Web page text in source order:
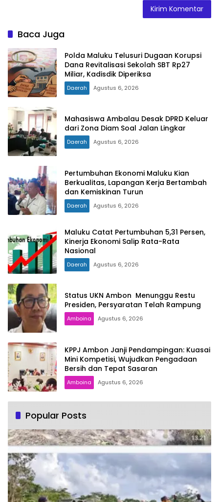
Baca Juga
Polda Maluku Telusuri Dugaan Korupsi
Dana Revitalisasi Sekolah SBT Rp27
Miliar, Kadisdik Diperiksa
Daerah Agustus 6, 2026
Mahasiswa Ambalau Desak DPRD Keluar
dari Zona Diam Soal Jalan Lingkar
Daerah Agustus 6, 2026
Pertumbuhan Ekonomi Maluku Kian
Berkualitas, Lapangan Kerja Bertambah
dan Kemiskinan Turun
Daerah Agustus 6, 2026
Maluku Catat Pertumbuhan 5,31 Persen,
Kinerja Ekonomi Salip Rata-Rata
Nasional
Daerah Agustus 6, 2026
Status UKN Ambon Menunggu Restu
Presiden, Persyaratan Telah Rampung
Amboina Agustus 6, 2026
KPPJ Ambon Janji Pendampingan: Kuasai
Mini Kompetisi, Wujudkan Pengadaan
Bersih dan Tepat Sasaran
Amboina Agustus 6, 2026
Popular Posts